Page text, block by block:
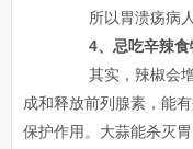
所以胃溃疡病人
4、忌吃辛辣食
其实，辣椒会增
成和释放前列腺素，能
保护作用。大蒜能杀灭